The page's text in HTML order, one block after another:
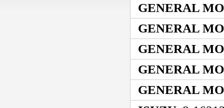
GENERAL
GENERAL
GENERAL
GENERAL
GENERAL